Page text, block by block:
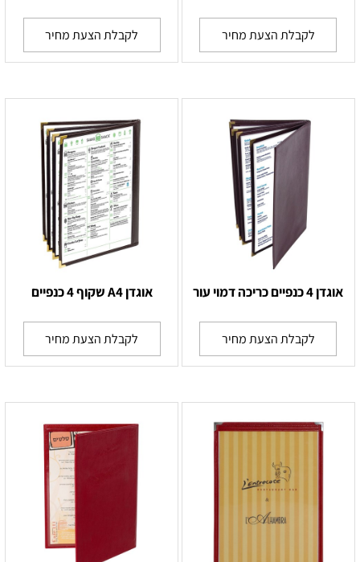
לקבלת הצעת מחיר לקבלת הצעת מחיר
אוגדן 4 כנפיים כריכה דמוי עור
לקבלת הצעת מחיר
אוגדן A4 שקוף 4 כנפיים
לקבלת הצעת מחיר